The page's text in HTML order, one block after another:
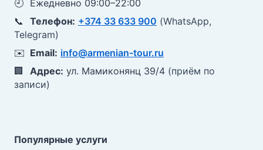
🕘 Ежедневно 09:00–22:00
📞
Телефон: +374 33 633 900 (WhatsApp,
Telegram)
✉️ Email: info@armenian-tour.ru
🏢
Адрес: ул. Мамиконянц 39/4 (приём по
записи)
Популярные услуги